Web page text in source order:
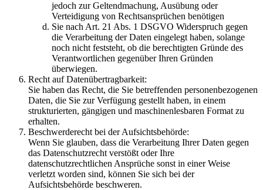
jedoch zur Geltendmachung, Ausübung oder
Verteidigung von Rechtsansprüchen benötigen
Sie nach Art. 21 Abs. 1 DSGVO Widerspruch gegen
die Verarbeitung der Daten eingelegt haben, solange
noch nicht feststeht, ob die berechtigten Gründe des
Verantwortlichen gegenüber Ihren Gründen
überwiegen.
Recht auf Datenübertragbarkeit:
Sie haben das Recht, die Sie betreffenden personenbezogenen
Daten, die Sie zur Verfügung gestellt haben, in einem
strukturierten, gängigen und maschinenlesbaren Format zu
erhalten.
Beschwerderecht bei der Aufsichtsbehörde:
Wenn Sie glauben, dass die Verarbeitung Ihrer Daten gegen
das Datenschutzrecht verstößt oder Ihre
datenschutzrechtlichen Ansprüche sonst in einer Weise
verletzt worden sind, können Sie sich bei der
Aufsichtsbehörde beschweren.